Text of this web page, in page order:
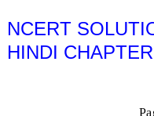
NCERT
HINDI CHAPTER